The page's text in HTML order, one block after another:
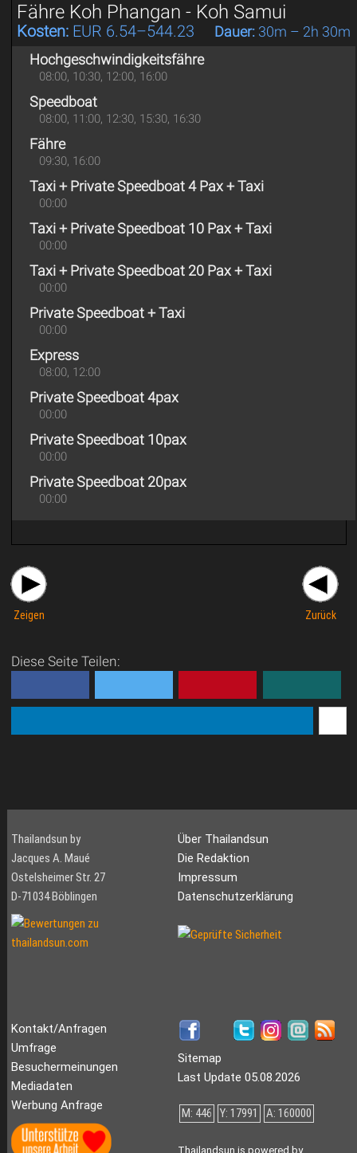
Fähre Koh Phangan - Koh Samui
Kosten:EUR 6.54–544.23 Dauer:30m – 2h 30m
Hochgeschwindigkeitsfähre
08:00, 10:30, 12:00, 16:00
Speedboat
08:00, 11:00, 12:30, 15:30, 16:30
Fähre
09:30, 16:00
Taxi + Private Speedboat 4 Pax + Taxi
00:00
Taxi + Private Speedboat 10 Pax + Taxi
00:00
Taxi + Private Speedboat 20 Pax + Taxi
00:00
Private Speedboat + Taxi
00:00
Express
08:00, 12:00
Private Speedboat 4pax
00:00
Private Speedboat 10pax
00:00
Private Speedboat 20pax
00:00
Zeigen Zurück
Diese Seite Teilen:
Thailandsun by
Jacques A. Maué
Ostelsheimer Str. 27
D-71034 Böblingen
Über Thailandsun
Die Redaktion
Impressum
Datenschutzerklärung
Kontakt/Anfragen
Umfrage
Besuchermeinungen
Mediadaten
Werbung Anfrage
Sitemap
Last Update 05.08.2026
M: 446 Y: 17991 A: 160000
Thailandsun is powered by